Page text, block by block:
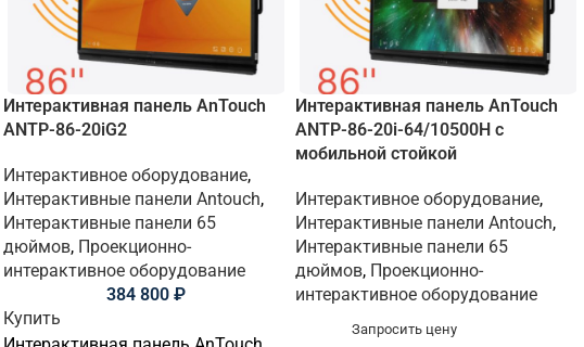
Интерактивная панель AnTouch
ANTP-86-20iG2
Интерактивное оборудование,
Интерактивные панели Antouch,
Интерактивные панели 65
дюймов, Проекционно-
интерактивное оборудование
384 800₽
Купить
Интерактивная панель AnTouch
ANTP-86-20i-64/10500H с
мобильной стойкой
Интерактивное оборудование,
Интерактивные панели Antouch,
Интерактивные панели 65
дюймов, Проекционно-
интерактивное оборудование
Запросить цену